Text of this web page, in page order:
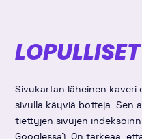
Sivukartan läheinen
sivulla käyviä botteja. Sen
tiettyjen sivujen
Googlessa). On tärkeää,